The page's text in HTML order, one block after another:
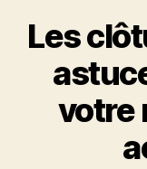
Les
votre